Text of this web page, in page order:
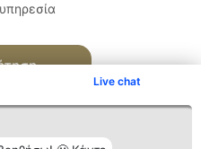
Live chat